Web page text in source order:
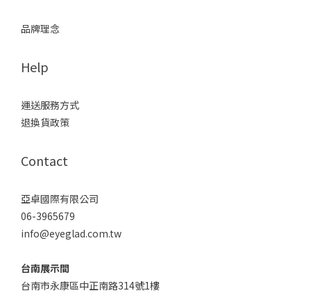
品牌理念
Help
運送服務方式
退換貨政策
Contact
亞卓國際有限公司
06-3965679
info@eyeglad.com.tw
台南展示間
台南市永康區中正南路314號1樓